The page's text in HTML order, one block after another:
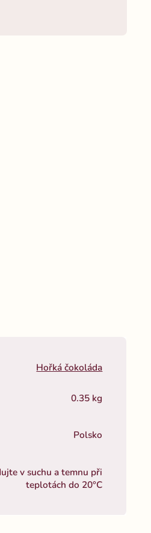
Hořká čokoláda
0.35 kg
Polsko
v suchu a temnu při
teplotách do 20°C